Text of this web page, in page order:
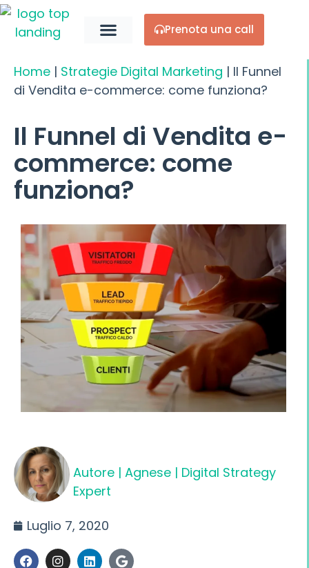
Prenota una call
Home | Strategie Digital Marketing | Il Funnel
di Vendita e-commerce: come funziona?
Il Funnel di Vendita e-
commerce: come
funziona?
Autore | Agnese | Digital Strategy
Expert
Luglio 7, 2020